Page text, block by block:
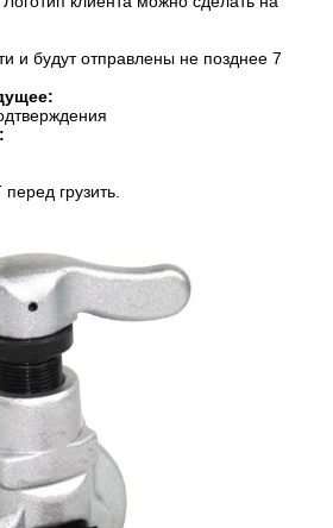
и будут отправлены не позднее 7
грузить.